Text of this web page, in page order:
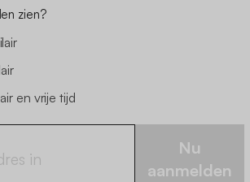
zien?
en vrije tijd
Nu
aanmelden